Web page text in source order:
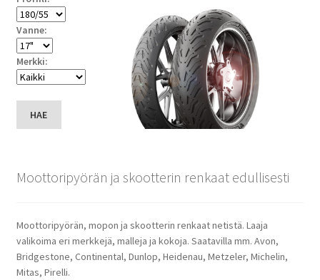
Vanne:
Merkki:
HAE
Moottoripyörän ja skootterin renkaat edullisesti
Moottoripyörän, mopon ja skootterin renkaat netistä. Laaja
valikoima eri merkkejä, malleja ja kokoja. Saatavilla mm. Avon,
Bridgestone, Continental, Dunlop, Heidenau, Metzeler, Michelin,
Mitas, Pirelli.